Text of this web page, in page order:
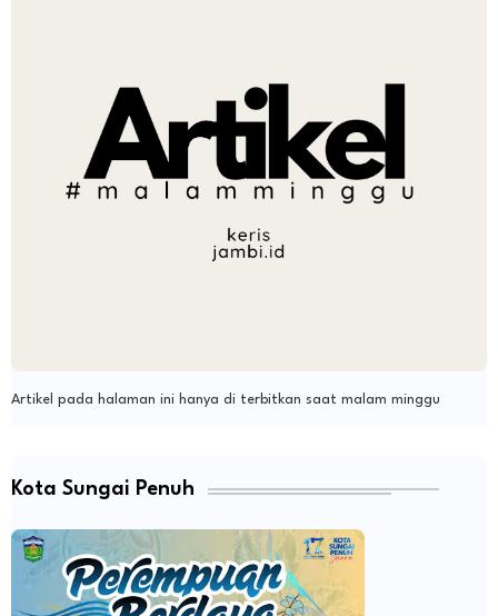
Artikel pada halaman ini hanya di terbitkan saat malam minggu
Kota Sungai Penuh